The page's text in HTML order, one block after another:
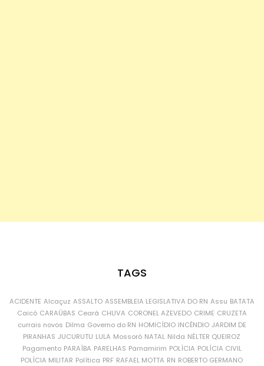
TAGS
ACIDENTE Alcaçuz ASSALTO ASSEMBLEIA LEGISLATIVA DO RN Assu BATATA
Caicó CARAÚBAS Ceará CHUVA CORONEL AZEVEDO CRIME CRUZETA
currais novos Dilma Governo do RN HOMICÍDIO INCÊNDIO JARDIM DE
PIRANHAS JUCURUTU LULA Mossoró NATAL Nilda NÉLTER QUEIROZ
Pagamento PARAÍBA PARELHAS Parnamirim POLÍCIA POLÍCIA CIVIL
POLÍCIA MILITAR Política PRF RAFAEL MOTTA RN ROBERTO GERMANO